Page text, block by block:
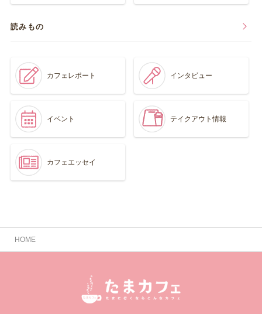
読みもの
カフェレポート インタビュー
イベント テイクアウト情報
カフェエッセイ
HOME